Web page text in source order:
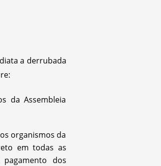
a derrubada
da Assembleia
organismos da
em todas as
dos